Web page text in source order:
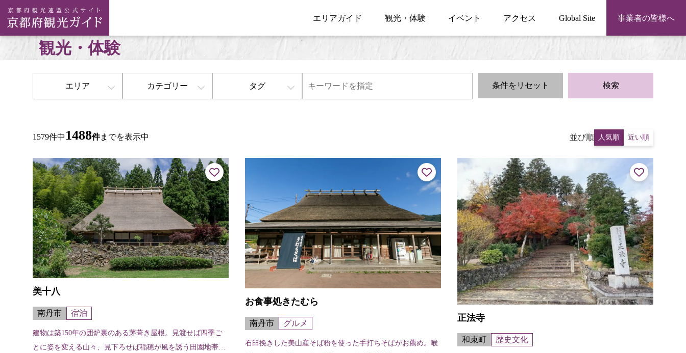
エリアガイド 観光・体験 イベント アクセス Global Site 事業者の皆様へ
観光・体験
エリア カテゴリー タグ 条件をリセット 検索
1579件中 1488件までを表示中 並び順 人気順 近い順
美十八
南丹市 宿泊
建物は築150年の囲炉裏のある茅葺き屋根。見渡せば四季ご
とに姿を変える山々、見下ろせば稲穂が風を誘う田園地帯。
お食事処きたむら
南丹市 グルメ
石臼挽きした美山産そば粉を使った手打ちそばがお薦め。喉
正法寺
和束町 歴史文化